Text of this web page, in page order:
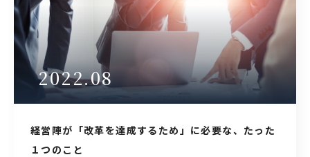
2022.08
経営陣が「改革を達成するため」に必要な、たった
１つのこと